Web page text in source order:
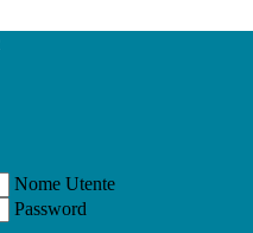
Nome Utente
Password